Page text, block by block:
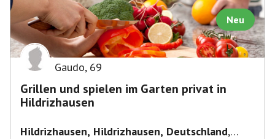
Neu
Gaudo, 69
Grillen und spielen im Garten privat in
Hildrizhausen
Hildrizhausen, Hildrizhausen, Deutschland,